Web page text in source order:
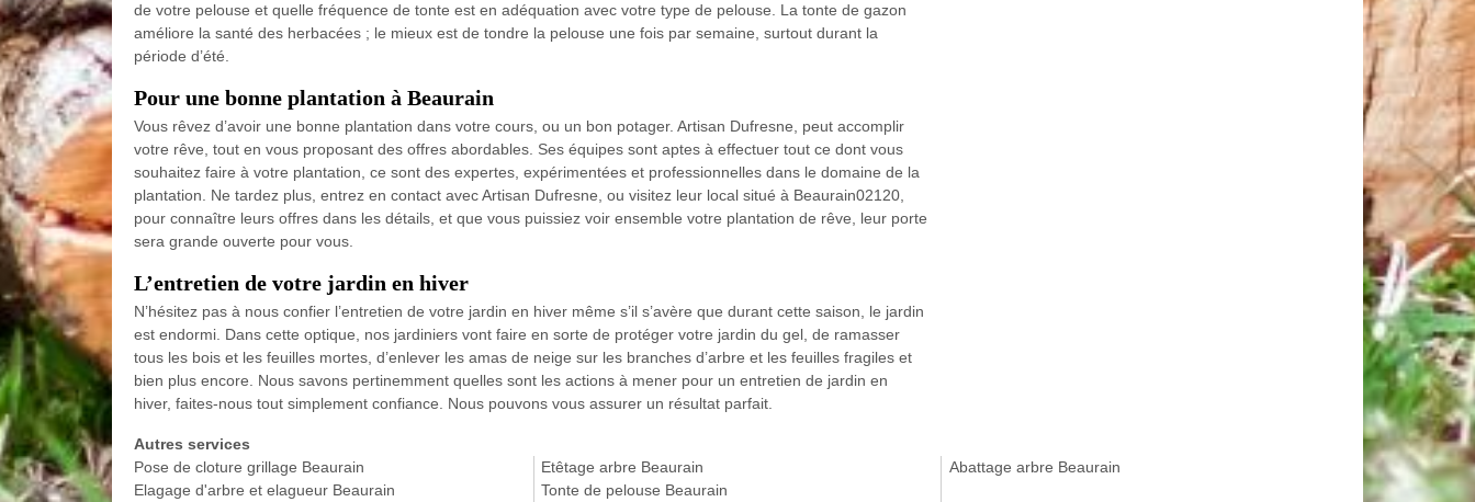
de votre pelouse et quelle fréquence de tonte est en adéquation avec votre type de pelouse. La tonte de gazon
améliore la santé des herbacées ; le mieux est de tondre la pelouse une fois par semaine, surtout durant la
période d’été.
Pour une bonne plantation à Beaurain
Vous rêvez d’avoir une bonne plantation dans votre cours, ou un bon potager. Artisan Dufresne, peut accomplir
votre rêve, tout en vous proposant des offres abordables. Ses équipes sont aptes à effectuer tout ce dont vous
souhaitez faire à votre plantation, ce sont des expertes, expérimentées et professionnelles dans le domaine de la
plantation. Ne tardez plus, entrez en contact avec Artisan Dufresne, ou visitez leur local situé à Beaurain02120,
pour connaître leurs offres dans les détails, et que vous puissiez voir ensemble votre plantation de rêve, leur porte
sera grande ouverte pour vous.
L’entretien de votre jardin en hiver
N’hésitez pas à nous confier l’entretien de votre jardin en hiver même s’il s’avère que durant cette saison, le jardin
est endormi. Dans cette optique, nos jardiniers vont faire en sorte de protéger votre jardin du gel, de ramasser
tous les bois et les feuilles mortes, d’enlever les amas de neige sur les branches d’arbre et les feuilles fragiles et
bien plus encore. Nous savons pertinemment quelles sont les actions à mener pour un entretien de jardin en
hiver, faites-nous tout simplement confiance. Nous pouvons vous assurer un résultat parfait.
Autres services
Pose de cloture grillage Beaurain
Elagage d'arbre et elagueur Beaurain
Etêtage arbre Beaurain
Tonte de pelouse Beaurain
Abattage arbre Beaurain